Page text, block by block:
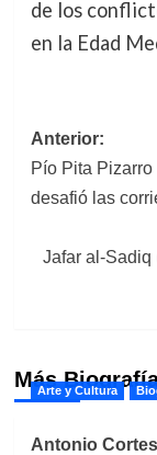
de los
en la Edad
de
Anterior:
Pío Pita
desafió las
Jafar al-Sadiq
MásArte y Cultura
Antonio